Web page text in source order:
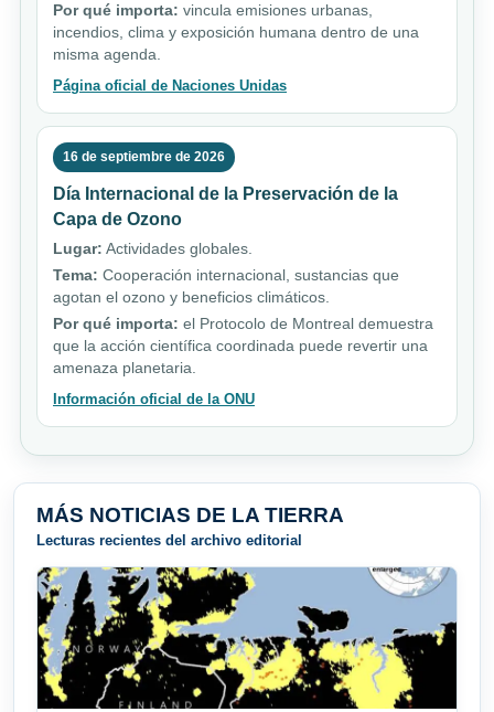
Por qué importa: vincula emisiones urbanas,
incendios, clima y exposición humana dentro de una
misma agenda.
Página oficial de Naciones Unidas
16 de septiembre de 2026
Día Internacional de la Preservación de la
Capa de Ozono
Lugar: Actividades globales.
Tema: Cooperación internacional, sustancias que
agotan el ozono y beneficios climáticos.
Por qué importa: el Protocolo de Montreal demuestra
que la acción científica coordinada puede revertir una
amenaza planetaria.
Información oficial de la ONU
MÁS NOTICIAS DE LA TIERRA
Lecturas recientes del archivo editorial